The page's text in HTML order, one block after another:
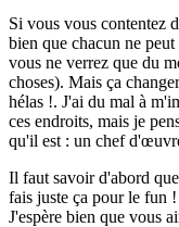
Si vous vous contentez
bien que chacun ne
vous ne verrez que du
choses). Mais ça
hélas !. J'ai du mal à
ces endroits, mais je
qu'il est : un chef
Il faut savoir d'abord
fais juste ça pour le fun
J'espère bien que vous